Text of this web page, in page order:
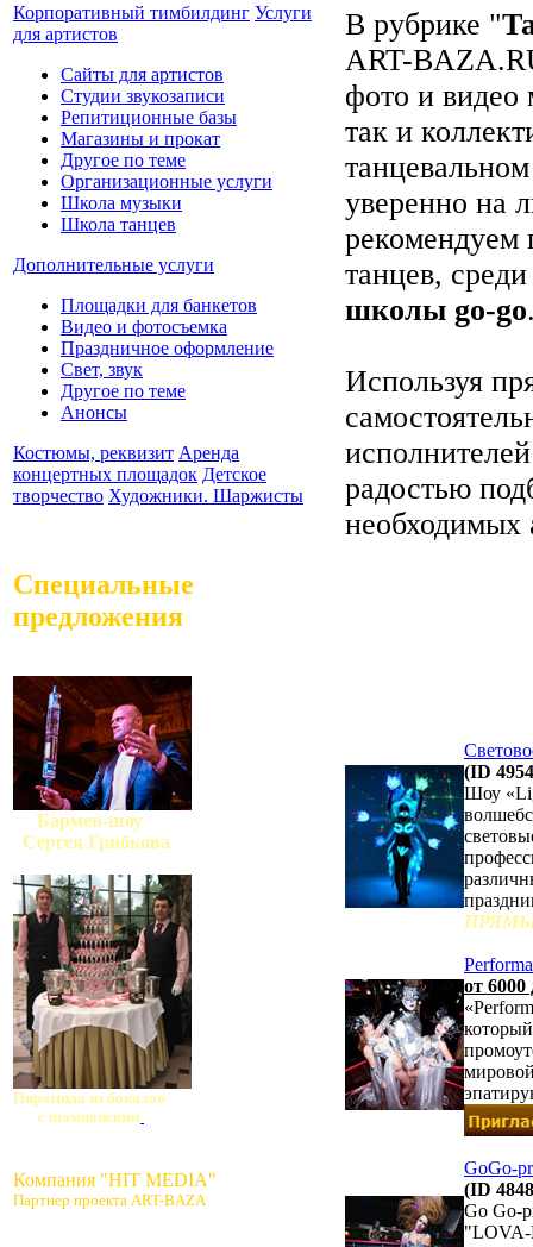
Корпоративный тимбилдинг Услуги
для артистов
Сайты для артистов
Студии звукозаписи
Репитиционные базы
Магазины и прокат
Другое по теме
Организационные услуги
Школа музыки
Школа танцев
Дополнительные услуги
Площадки для банкетов
Видео и фотосъемка
Праздничное оформление
Свет, звук
Другое по теме
Анонсы
Костюмы, реквизит Аренда
концертных площадок Детское
творчество Художники. Шаржисты
Специальные
предложения
Бармен-шоу
Сергея Грибкова
Пирамида из бокалов
с шампанским
Компания "HIT MEDIA"
Партнер проекта ART-BAZA
В рубрике "
ART-
фото и видео
так и
уверенно на
рекомендуем
танцев,
школы go-go
Используя
радостью
необходимых
(ID
Шоу
от 6000
GoGo-
(ID
Go Go-
"LOVA-